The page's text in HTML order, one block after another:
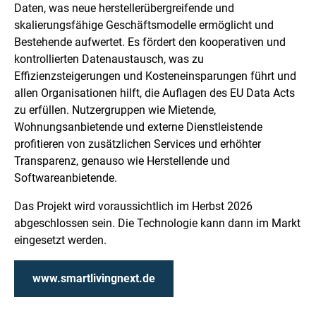
Daten, was neue herstellerübergreifende und
skalierungsfähige Geschäftsmodelle ermöglicht und
Bestehende aufwertet. Es fördert den kooperativen und
kontrollierten Datenaustausch, was zu
Effizienzsteigerungen und Kosteneinsparungen führt und
allen Organisationen hilft, die Auflagen des EU Data Acts
zu erfüllen. Nutzergruppen wie Mietende,
Wohnungsanbietende und externe Dienstleistende
profitieren von zusätzlichen Services und erhöhter
Transparenz, genauso wie Herstellende und
Softwareanbietende.
Das Projekt wird voraussichtlich im Herbst 2026
abgeschlossen sein. Die Technologie kann dann im Markt
eingesetzt werden.
www.smartlivingnext.de